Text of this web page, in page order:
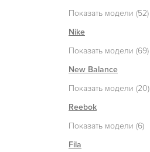
Показать модели (52)
Nike
Показать модели (69)
New Balance
Показать модели (20)
Reebok
Показать модели (6)
Fila